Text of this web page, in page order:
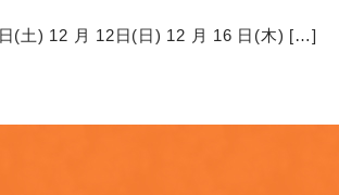
(土) 12 月 12日(日) 12 月 16 日(木) […]